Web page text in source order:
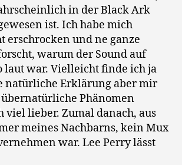
in der Black Ark
ist. Ich habe mich
erschrocken und ne ganze
warum der Sound auf
laut war. Vielleicht finde ich ja
natürliche Erklärung aber mir
übernatürliche Phänomen
viel lieber. Zumal danach, aus
meines Nachbarns, kein Mux
war. Lee Perry lässt